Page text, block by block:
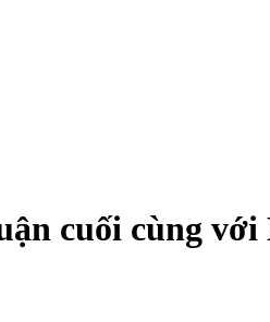
cuối cùng với